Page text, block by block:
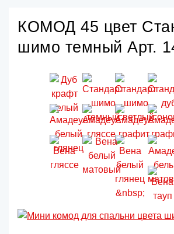
КОМОД 45 цвет
шимо темный Арт.